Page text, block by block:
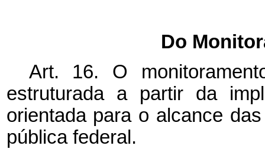
Do
Art. 16. O
estruturada a partir da
orientada para o alcance
pública federal.